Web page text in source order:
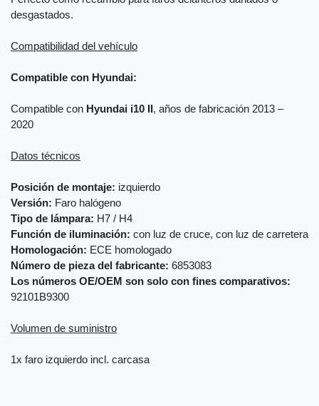
desgastados.
Compatibilidad del vehículo
Compatible con Hyundai:
Compatible con Hyundai i10 II , años de fabricación 2013 –
2020
Datos técnicos
Posición de montaje: izquierdo
Versión: Faro halógeno
Tipo de lámpara: H7 / H4
Función de iluminación: con luz de cruce, con luz de carretera
Homologación: ECE homologado
Número de pieza del fabricante: 6853083
Los números OE/OEM son solo con fines comparativos:
92101B9300
Volumen de suministro
1x faro izquierdo incl. carcasa